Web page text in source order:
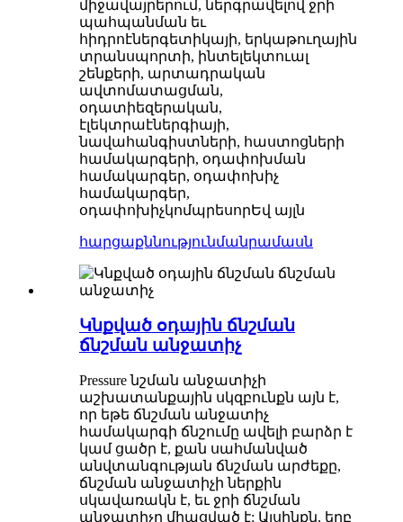
միջավայրերում, ներգրավելով ջրի
պահպանման եւ
հիդրոէներգետիկայի, երկաթուղային
տրանսպորտի, ինտելեկտուալ
շենքերի, արտադրական
ավտոմատացման,
օդատիեզերական,
էլեկտրաէներգիայի,
նավահանգիստների, հաստոցների
համակարգերի, օդափոխման
համակարգեր, օդափոխիչ
համակարգեր,
օդափոխիչկոմպրեսորԵվ այլն
հարցաքննությունմանրամասն
Կնքված օդային ճնշման
ճնշման անջատիչ
Pressure նշման անջատիչի
աշխատանքային սկզբունքն այն է,
որ եթե ճնշման անջատիչ
համակարգի ճնշումը ավելի բարձր է
կամ ցածր է, քան սահմանված
անվտանգության ճնշման արժեքը,
ճնշման անջատիչի ներքին
սկավառակն է, եւ ջրի ճնշման
անջատիչը միացված է: Այսինքն, երբ